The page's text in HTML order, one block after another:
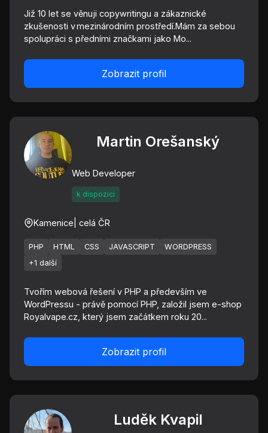
Již 10 let se věnuji copywritingu a zákaznické
zkušenosti v mezinárodním prostředí.Mám za sebou
spolupráci s předními značkami jako Mo...
Zobrazit profil
Martin Orešanský
Web Developer
k dispozici
Kamenice | celá ČR
PHP HTML CSS JAVASCRIPT
WORDPRESS
+1 další
Tvořím webová řešení v PHP a především ve
WordPressu - právě pomocí PHP, založil jsem e-shop
Royalvape.cz, který jsem začátkem roku 20...
Zobrazit profil
Luděk Kvapil